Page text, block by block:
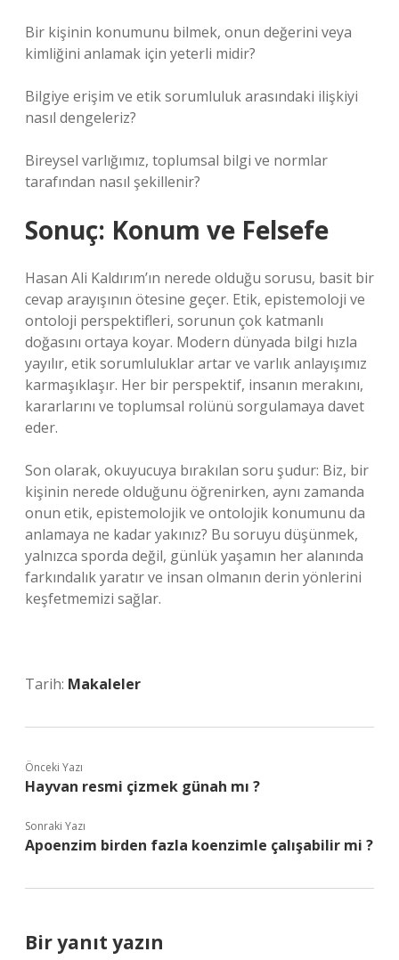
Bir kişinin konumunu bilmek, onun değerini veya
kimliğini anlamak için yeterli midir?
Bilgiye erişim ve etik sorumluluk arasındaki ilişkiyi
nasıl dengeleriz?
Bireysel varlığımız, toplumsal bilgi ve normlar
tarafından nasıl şekillenir?
Sonuç: Konum ve Felsefe
Hasan Ali Kaldırım’ın nerede olduğu sorusu, basit bir
cevap arayışının ötesine geçer. Etik, epistemoloji ve
ontoloji perspektifleri, sorunun çok katmanlı
doğasını ortaya koyar. Modern dünyada bilgi hızla
yayılır, etik sorumluluklar artar ve varlık anlayışımız
karmaşıklaşır. Her bir perspektif, insanın merakını,
kararlarını ve toplumsal rolünü sorgulamaya davet
eder.
Son olarak, okuyucuya bırakılan soru şudur: Biz, bir
kişinin nerede olduğunu öğrenirken, aynı zamanda
onun etik, epistemolojik ve ontolojik konumunu da
anlamaya ne kadar yakınız? Bu soruyu düşünmek,
yalnızca sporda değil, günlük yaşamın her alanında
farkındalık yaratır ve insan olmanın derin yönlerini
keşfetmemizi sağlar.
Tarih: Makaleler
Önceki Yazı
Hayvan resmi çizmek günah mı ?
Sonraki Yazı
Apoenzim birden fazla koenzimle çalışabilir mi ?
Bir yanıt yazın